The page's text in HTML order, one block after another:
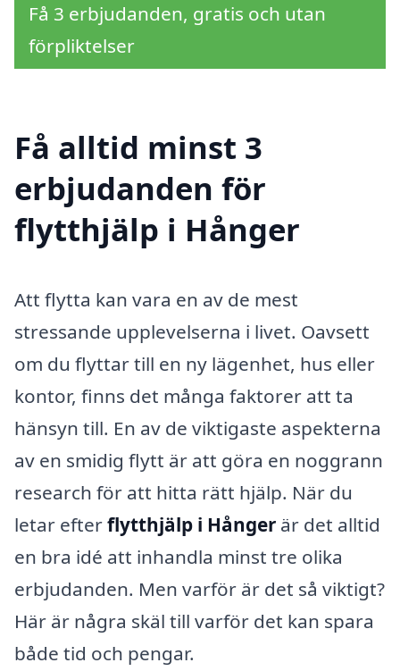
Få 3 erbjudanden, gratis och utan
förpliktelser
Få alltid minst 3
erbjudanden för
flytthjälp i Hånger
Att flytta kan vara en av de mest
stressande upplevelserna i livet. Oavsett
om du flyttar till en ny lägenhet, hus eller
kontor, finns det många faktorer att ta
hänsyn till. En av de viktigaste aspekterna
av en smidig flytt är att göra en noggrann
research för att hitta rätt hjälp. När du
letar efterflytthjälp i Hånger är det alltid
en bra idé att inhandla minst tre olika
erbjudanden. Men varför är det så viktigt?
Här är några skäl till varför det kan spara
både tid och pengar.